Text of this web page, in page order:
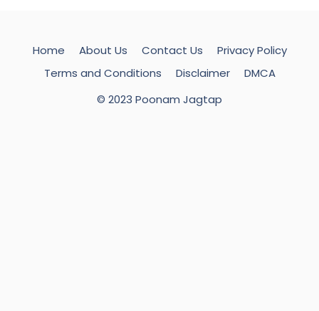
Home About Us Contact Us
Privacy Policy
Terms and Conditions
Disclaimer
DMCA
© 2023 Poonam Jagtap